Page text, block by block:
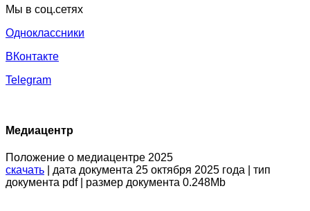
Мы в соц.сетях
Одноклассники
ВКонтакте
Telegram
Медиацентр
Положение о медиацентре 2025
скачать | дата документа 25 октября 2025 года | тип
документа pdf | размер документа 0.248Mb